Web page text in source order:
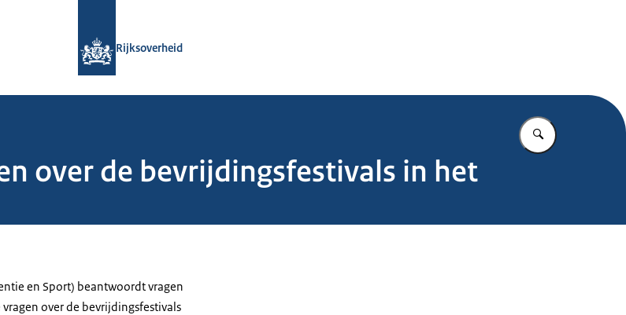
Rijksoverheid
Vul in wat u
over de bevrijdingsfestivals in het
en Sport) beantwoordt vragen
over de bevrijdingsfestivals